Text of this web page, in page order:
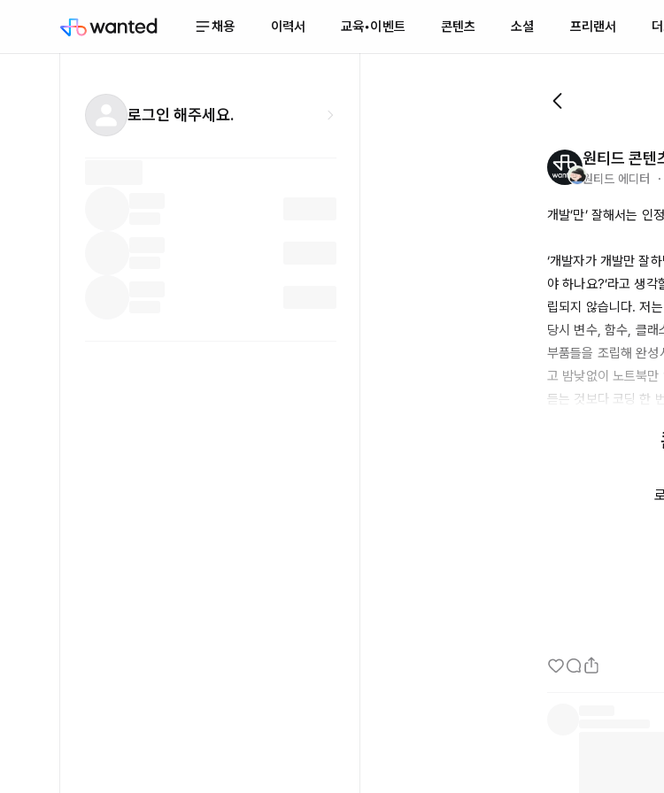
채용 이력서 교육•이벤트 콘텐츠 소셜 프리랜서
로그인 해주세요.
원티드 콘텐
원티드 에디터
개발’만’ 잘해서는 인
‘개발자가 개발만 잘
야 하나요?’라고 생각
립되지 않습니다. 저
당시 변수, 함수, 클래
부품들을 조립해 완성
고 밤낮없이 노트북만
듣는 것보다 코딩 한
에 만난 한 명의 사수
그때 만난 사수는 누
께 일하고 싶은 사람
적인 개발은 팀원들
💁 디자인 팀 : 같이